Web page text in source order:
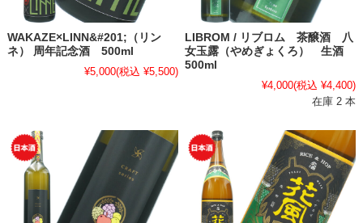
WAKAZE×LINN&#201;（リン
ネ） 周年記念酒 500ml
¥5,000(税込 ¥5,500)
LIBROM / リブロム 茶醸酒 八
女玉露（やめぎょくろ） 生酒
500ml
¥4,000(税込 ¥4,400)
在庫 2 本